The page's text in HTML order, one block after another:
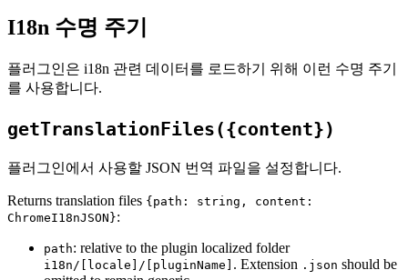
I18n 수명 주기
플러그인은 i18n 관련 데이터를 로드하기 위해 이런 수명 주기
를 사용합니다.
getTranslationFiles({content})
플러그인에서 사용할 JSON 번역 파일을 설정합니다.
Returns translation files {path: string, content:
ChromeI18nJSON}:
path: relative to the plugin localized folder
i18n/[locale]/[pluginName] . Extension .json should be